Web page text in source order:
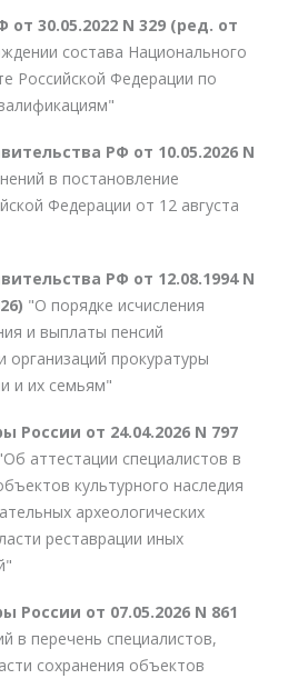
30.05.2022 N 329 (ред. от
состава Национального
Российской Федерации по
РФ от 10.05.2026 N
в постановление
Федерации от 12 августа
РФ от 12.08.1994 N
"О порядке исчисления
и выплаты пенсий
организаций прокуратуры
и их семьям"
России от 24.04.2026 N 797
аттестации специалистов в
культурного наследия
археологических
реставрации иных
России от 07.05.2026 N 861
в перечень специалистов,
сохранения объектов